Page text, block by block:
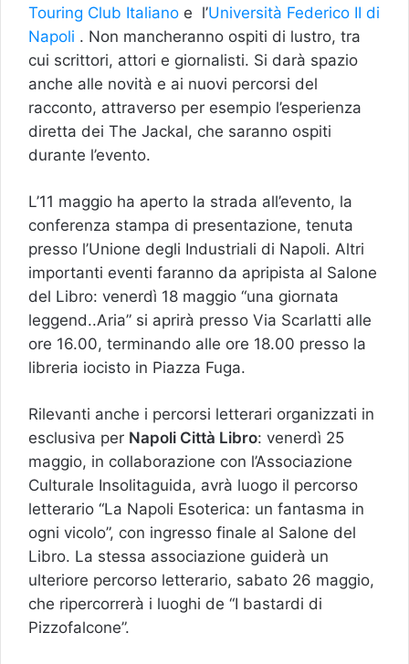
Touring Club Italiano e l’Università Federico II di
Napoli . Non mancheranno ospiti di lustro, tra
cui scrittori, attori e giornalisti. Si darà spazio
anche alle novità e ai nuovi percorsi del
racconto, attraverso per esempio l’esperienza
diretta dei The Jackal, che saranno ospiti
durante l’evento.
L’11 maggio ha aperto la strada all’evento, la
conferenza stampa di presentazione, tenuta
presso l’Unione degli Industriali di Napoli. Altri
importanti eventi faranno da apripista al Salone
del Libro: venerdì 18 maggio “una giornata
leggend..Aria” si aprirà presso Via Scarlatti alle
ore 16.00, terminando alle ore 18.00 presso la
libreria iocisto in Piazza Fuga.
Rilevanti anche i percorsi letterari organizzati in
esclusiva per Napoli Città Libro: venerdì 25
maggio, in collaborazione con l’Associazione
Culturale Insolitaguida, avrà luogo il percorso
letterario “La Napoli Esoterica: un fantasma in
ogni vicolo”, con ingresso finale al Salone del
Libro. La stessa associazione guiderà un
ulteriore percorso letterario, sabato 26 maggio,
che ripercorrerà i luoghi de “I bastardi di
Pizzofalcone”.